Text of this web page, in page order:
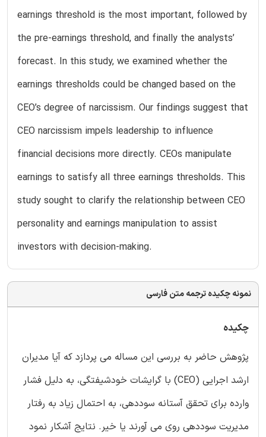
earnings threshold is the most important, followed by
the pre-earnings threshold, and finally the analysts’
forecast. In this study, we examined whether the
earnings thresholds could be changed based on the
CEO’s degree of narcissism. Our findings suggest that
CEO narcissism impels leadership to influence
financial decisions more directly. CEOs manipulate
earnings to satisfy all three earnings thresholds. This
study sought to clarify the relationship between CEO
personality and earnings manipulation to assist
investors with decision-making.
نمونه چکیده ترجمه متن فارسی
چکیده
پژوهش حاضر به بررسی این مساله می پردازد که آیا مدیران
ارشد اجرایی (CEO) با گرایشات خودشیفتگی، به دلیل فشار
وارده برای تحقق آستانه سوددهی، به احتمال زیاد به رفتار
مدیریت سوددهی روی می آورند یا خیر. نتایج آشکار نمود